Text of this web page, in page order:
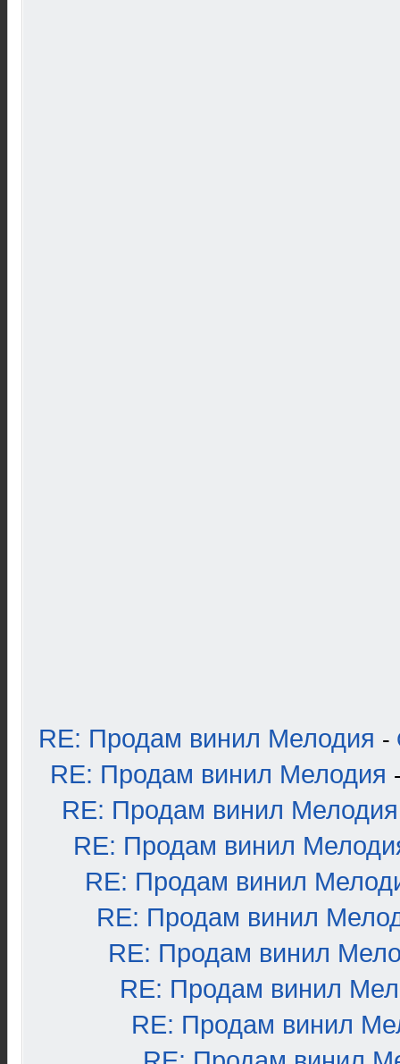
RE: Продам винил Мелодия -
RE: Продам винил Мелодия
RE: Продам винил Мелодия
RE: Продам винил
RE: Продам винил
RE: Продам винил
RE: Продам винил
RE: Продам винил
RE: Продам винил